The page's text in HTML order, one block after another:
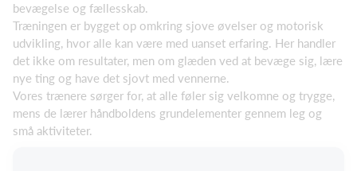
bevægelse og fællesskab.
Træningen er bygget op omkring sjove øvelser og motorisk
udvikling, hvor alle kan være med uanset erfaring. Her handler
det ikke om resultater, men om glæden ved at bevæge sig, lære
nye ting og have det sjovt med vennerne.
Vores trænere sørger for, at alle føler sig velkomne og trygge,
mens de lærer håndboldens grundelementer gennem leg og
små aktiviteter.